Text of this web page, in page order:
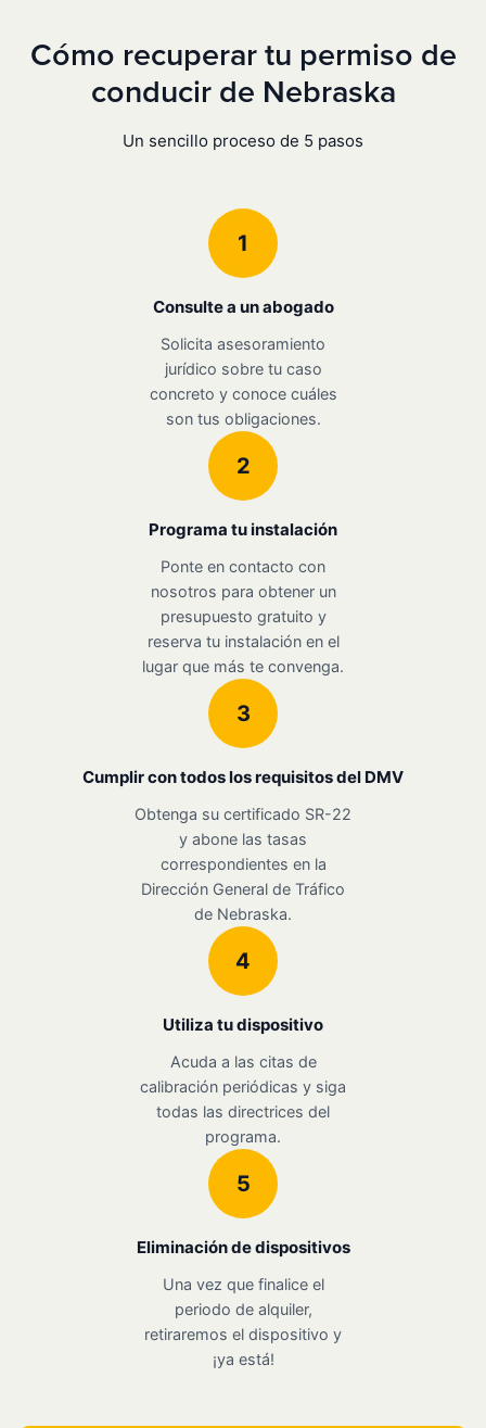
Cómo recuperar tu permiso de
conducir de Nebraska
Un sencillo proceso de 5 pasos
1
Consulte a un abogado
Solicita asesoramiento
jurídico sobre tu caso
concreto y conoce cuáles
son tus obligaciones.
2
Programa tu instalación
Ponte en contacto con
nosotros para obtener un
presupuesto gratuito y
reserva tu instalación en el
lugar que más te convenga.
3
Cumplir con todos los requisitos del DMV
Obtenga su certificado SR-22
y abone las tasas
correspondientes en la
Dirección General de Tráfico
de Nebraska.
4
Utiliza tu dispositivo
Acuda a las citas de
calibración periódicas y siga
todas las directrices del
programa.
5
Eliminación de dispositivos
Una vez que finalice el
periodo de alquiler,
retiraremos el dispositivo y
¡ya está!